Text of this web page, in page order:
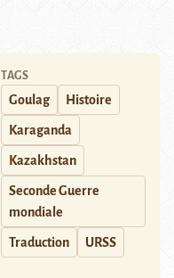
TAGS
Goulag Histoire
Karaganda
Kazakhstan
Seconde Guerre
mondiale
Traduction URSS